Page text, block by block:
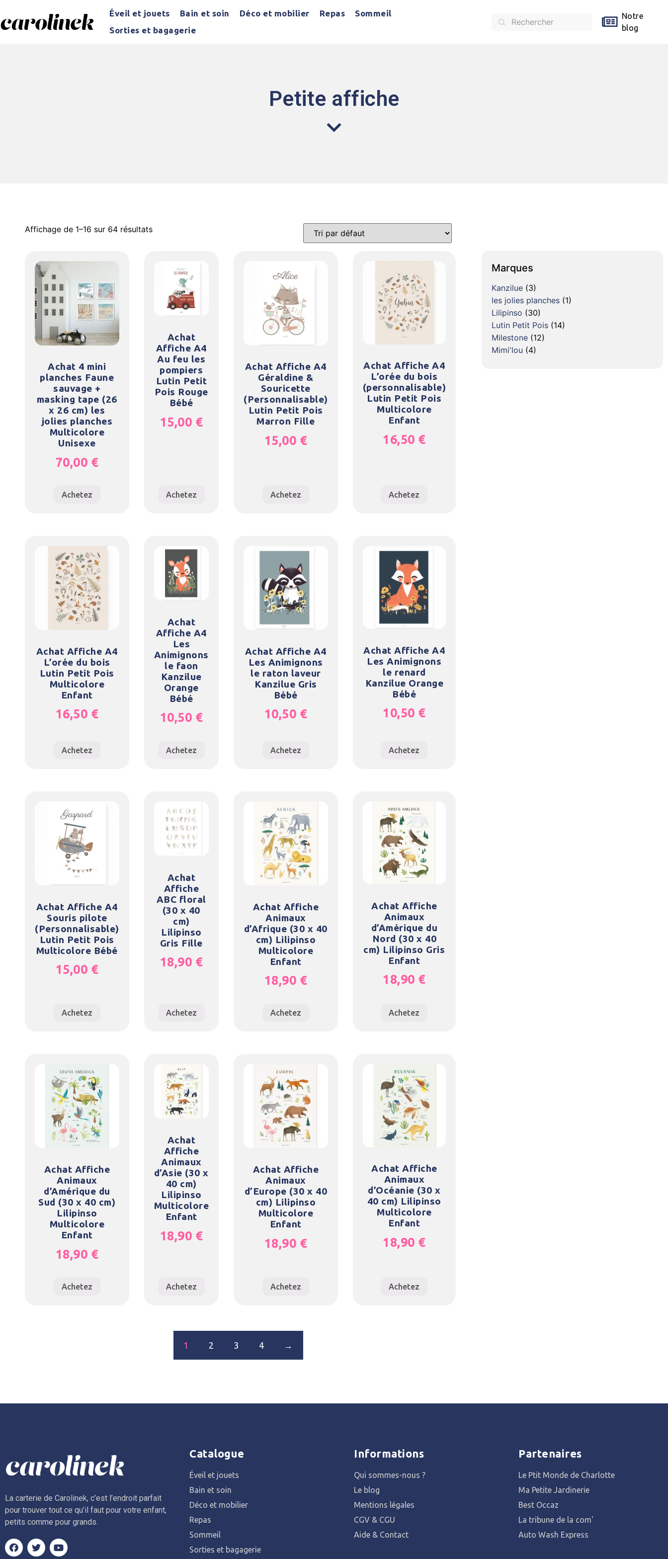
Éveil et jouets Bain et soin Déco et mobilier Repas
Sommeil
Sorties et bagagerie
Notre
blog
Petite affiche
Affichage de 1–16 sur 64 résultats
Achat 4 mini
planches Faune
sauvage +
masking tape (26
x 26 cm) les
jolies planches
Multicolore
Unisexe
70,00 €
Achetez
Achat
Affiche A4
Au feu les
pompiers
Lutin Petit
Pois Rouge
Bébé
15,00 €
Achetez
Achat Affiche A4
Géraldine &
Souricette
(Personnalisable)
Lutin Petit Pois
Marron Fille
15,00 €
Achetez
Achat Affiche A4
L’orée du bois
(personnalisable)
Lutin Petit Pois
Multicolore
Enfant
16,50 €
Achetez
Achat Affiche A4
L’orée du bois
Lutin Petit Pois
Multicolore
Enfant
16,50 €
Achetez
Achat
Affiche A4
Les
Animignons
le faon
Kanzilue
Orange
Bébé
10,50 €
Achetez
Achat Affiche A4
Les Animignons
le raton laveur
Kanzilue Gris
Bébé
10,50 €
Achetez
Achat Affiche A4
Les Animignons
le renard
Kanzilue Orange
Bébé
10,50 €
Achetez
Achat Affiche A4
Souris pilote
(Personnalisable)
Lutin Petit Pois
Multicolore Bébé
15,00 €
Achetez
Achat
Affiche
ABC floral
(30 x 40
cm)
Lilipinso
Gris Fille
18,90 €
Achetez
Achat Affiche
Animaux
d’Afrique (30 x 40
cm) Lilipinso
Multicolore
Enfant
18,90 €
Achetez
Achat Affiche
Animaux
d’Amérique du
Nord (30 x 40
cm) Lilipinso Gris
Enfant
18,90 €
Achetez
Achat Affiche
Animaux
d’Amérique du
Sud (30 x 40 cm)
Lilipinso
Multicolore
Enfant
18,90 €
Achetez
Achat
Affiche
Animaux
d’Asie (30 x
40 cm)
Lilipinso
Multicolore
Enfant
18,90 €
Achetez
Achat Affiche
Animaux
d’Europe (30 x 40
cm) Lilipinso
Multicolore
Enfant
18,90 €
Achetez
Achat Affiche
Animaux
d’Océanie (30 x
40 cm) Lilipinso
Multicolore
Enfant
18,90 €
Achetez
1 2 3 4 →
Marques
Kanzilue (3)
les jolies planches (1)
Lilipinso (30)
Lutin Petit Pois (14)
Milestone (12)
Mimi'lou (4)
La carterie de Carolinek, c’est l’endroit parfait
pour trouver tout ce qu’il faut pour votre enfant,
petits comme pour grands.
Catalogue
Éveil et jouets
Bain et soin
Déco et mobilier
Repas
Sommeil
Sorties et bagagerie
Informations
Qui sommes-nous ?
Le blog
Mentions légales
CGV & CGU
Aide & Contact
Partenaires
Le Ptit Monde de Charlotte
Ma Petite Jardinerie
Best Occaz
La tribune de la com'
Auto Wash Express